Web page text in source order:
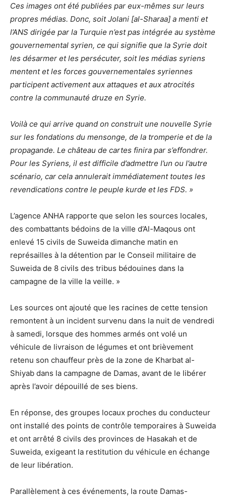
Ces images ont été publiées par eux-mêmes sur leurs
propres médias. Donc, soit Jolani [al-Sharaa] a menti et
l’ANS dirigée par la Turquie n’est pas intégrée au système
gouvernemental syrien, ce qui signifie que la Syrie doit
les désarmer et les persécuter, soit les médias syriens
mentent et les forces gouvernementales syriennes
participent activement aux attaques et aux atrocités
contre la communauté druze en Syrie.
Voilà ce qui arrive quand on construit une nouvelle Syrie
sur les fondations du mensonge, de la tromperie et de la
propagande. Le château de cartes finira par s’effondrer.
Pour les Syriens, il est difficile d’admettre l’un ou l’autre
scénario, car cela annulerait immédiatement toutes les
revendications contre le peuple kurde et les FDS. »
L’agence ANHA rapporte que selon les sources locales,
des combattants bédoins de la ville d’Al-Maqous ont
enlevé 15 civils de Suweida dimanche matin en
représailles à la détention par le Conseil militaire de
Suweida de 8 civils des tribus bédouines dans la
campagne de la ville la veille. »
Les sources ont ajouté que les racines de cette tension
remontent à un incident survenu dans la nuit de vendredi
à samedi, lorsque des hommes armés ont volé un
véhicule de livraison de légumes et ont brièvement
retenu son chauffeur près de la zone de Kharbat al-
Shiyab dans la campagne de Damas, avant de le libérer
après l’avoir dépouillé de ses biens.
En réponse, des groupes locaux proches du conducteur
ont installé des points de contrôle temporaires à Suweida
et ont arrêté 8 civils des provinces de Hasakah et de
Suweida, exigeant la restitution du véhicule en échange
de leur libération.
Parallèlement à ces événements, la route Damas-